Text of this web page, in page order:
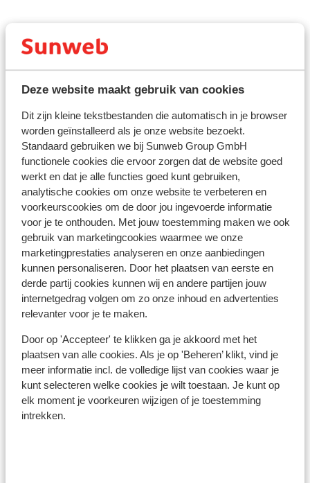
Deze website maakt gebruik van cookies
Dit zijn kleine tekstbestanden die automatisch in je browser
worden geïnstalleerd als je onze website bezoekt.
Standaard gebruiken we bij Sunweb Group GmbH
functionele cookies die ervoor zorgen dat de website goed
werkt en dat je alle functies goed kunt gebruiken,
analytische cookies om onze website te verbeteren en
voorkeurscookies om de door jou ingevoerde informatie
voor je te onthouden. Met jouw toestemming maken we ook
gebruik van marketingcookies waarmee we onze
marketingprestaties analyseren en onze aanbiedingen
kunnen personaliseren. Door het plaatsen van eerste en
derde partij cookies kunnen wij en andere partijen jouw
internetgedrag volgen om zo onze inhoud en advertenties
relevanter voor je te maken.
Door op 'Accepteer' te klikken ga je akkoord met het
plaatsen van alle cookies. Als je op 'Beheren’ klikt, vind je
meer informatie incl. de volledige lijst van cookies waar je
kunt selecteren welke cookies je wilt toestaan. Je kunt op
elk moment je voorkeuren wijzigen of je toestemming
intrekken.
Voor actuele informatie betreffende vaccinaties en
Let op:
Door de sterk wisselende dollarkoers hebben wij de
prijs voor het visum in dollars gepubliceerd, maar ter
plaatse kun je het visum gewoon in euro's betalen.
Mocht je een excursie willen boeken, neem hier dan ook
genoeg euro's voor mee. Wegens de hoge koers is het
beter om dit met euro's te betalen.
Telefoneren:
Je kunt met je mobiele telefoon telefoneren in Egypte.
Wij adviseren om dit zoveel mogelijk te beperken,
vanwege de hoge kosten die hiervoor worden
verrekend. Informeer voorafgaand uw vakantie
internet via je telefoon? Wij raden aan om dit via een
Wireless netwerk te doen. Zet ook altijd in het
buitenland uw dataroaming uit.
Alarmnummer: